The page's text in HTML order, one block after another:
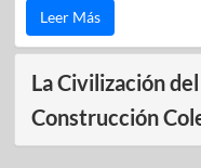
Leer Más
La Civilización
Construcción